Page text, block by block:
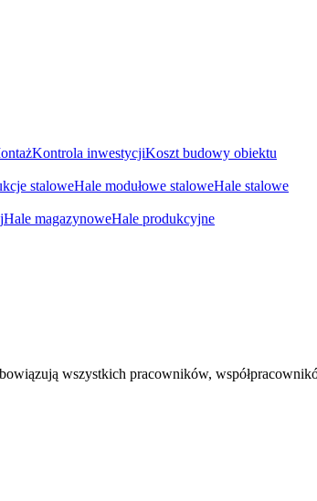
Kontrola inwestycjiKoszt budowy obiektu
staloweHale modułowe staloweHale stalowe
Hale magazynoweHale produkcyjne
wszystkich pracowników,